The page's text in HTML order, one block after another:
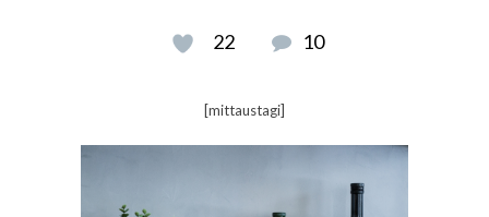
22 10
[mittaustagi]